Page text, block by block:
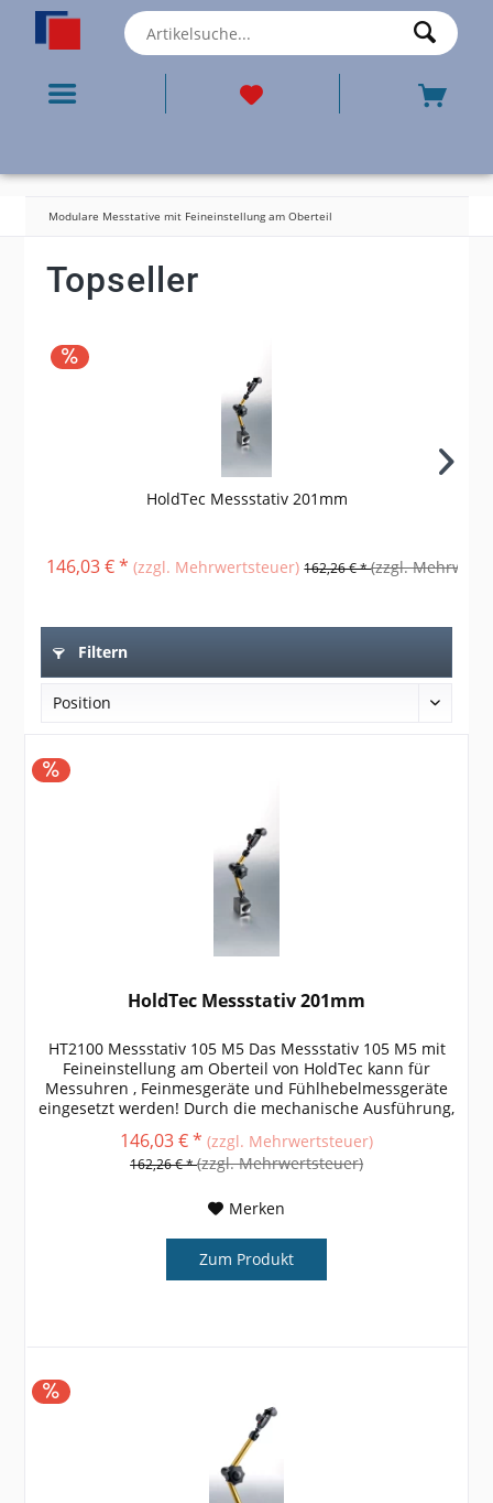
Modulare Messtative mit Feineinstellung am Oberteil
Topseller
HoldTec Messstativ 201mm
146,03 € *(zzgl. Mehrwertsteuer) 162,26 € *(zzgl.
Filtern
HoldTec Messstativ 201mm
HT2100 Messstativ 105 M5 Das Messstativ 105 M5 mit
Feineinstellung am Oberteil von HoldTec kann für
Messuhren , Feinmesgeräte und Fühlhebelmessgeräte
eingesetzt werden! Durch die mechanische Ausführung,
ist das Messstativ vibrationsarm....
146,03 € *(zzgl. Mehrwertsteuer)
162,26 € *(zzgl. Mehrwertsteuer)
Merken
Zum Produkt